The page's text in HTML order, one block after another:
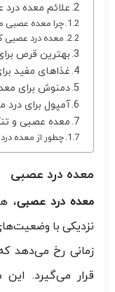
علائم معده
چرا معده عصبی
معده درد عصبی
بهترین قرص
غذاهای مفید
دمنوش برای
آمپول برای
معده عصبی و
چطور از معده
معده درد عصبی
معده درد عصبی،
نزدیکی با
زمانی رخ می‌دهد
قرار می‌گیرد.